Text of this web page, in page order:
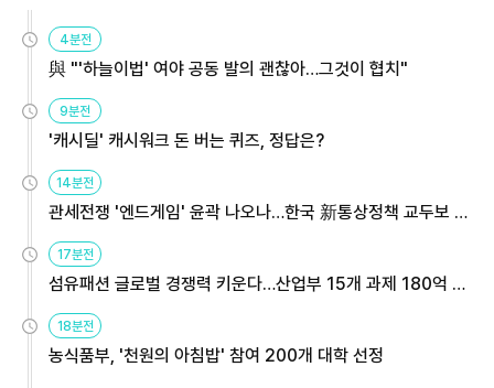
4분전
與 "'하늘이법' 여야 공동 발의 괜찮아…그것이 협치"
9분전
'캐시딜' 캐시워크 돈 버는 퀴즈, 정답은?
14분전
관세전쟁 '엔드게임' 윤곽 나오나…한국 新통상정책 교두보 활
17분전
섬유패션 글로벌 경쟁력 키운다…산업부 15개 과제 180억 지
18분전
농식품부, '천원의 아침밥' 참여 200개 대학 선정